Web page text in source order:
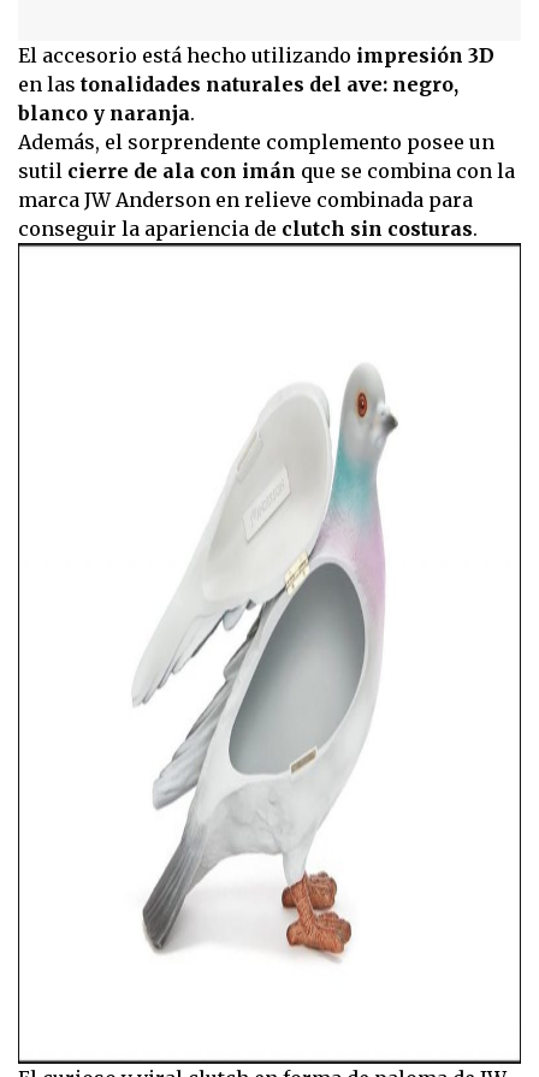
El accesorio está hecho utilizando impresión 3D
en las tonalidades naturales del ave: negro,
blanco y naranja.
Además, el sorprendente complemento posee un
sutil cierre de ala con imán que se combina con la
marca JW Anderson en relieve combinada para
conseguir la apariencia de clutch sin costuras.